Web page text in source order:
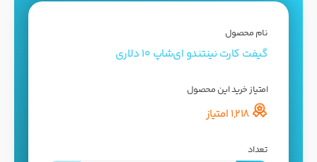
نام محصول
گیفت کارت نینتندو ای‌شاپ 10 دلاری
امتیاز خرید این محصول
تعداد